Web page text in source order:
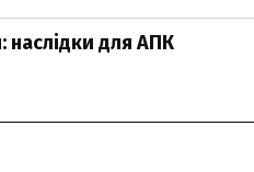
наслідки для АПК